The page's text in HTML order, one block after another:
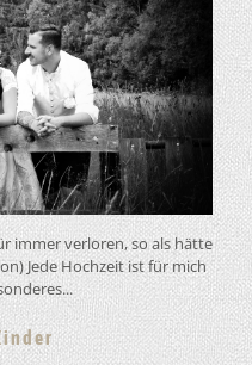
immer verloren, so als hätte
Jede Hochzeit ist für mich